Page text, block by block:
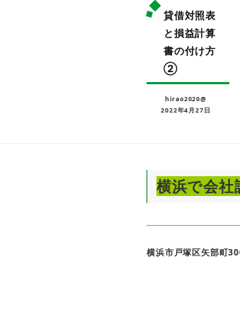
貸借対照表
と損益計算
書の付け方
②
hirao2020@
2022年4月27日
横浜で会社
横浜市戸塚区矢部町